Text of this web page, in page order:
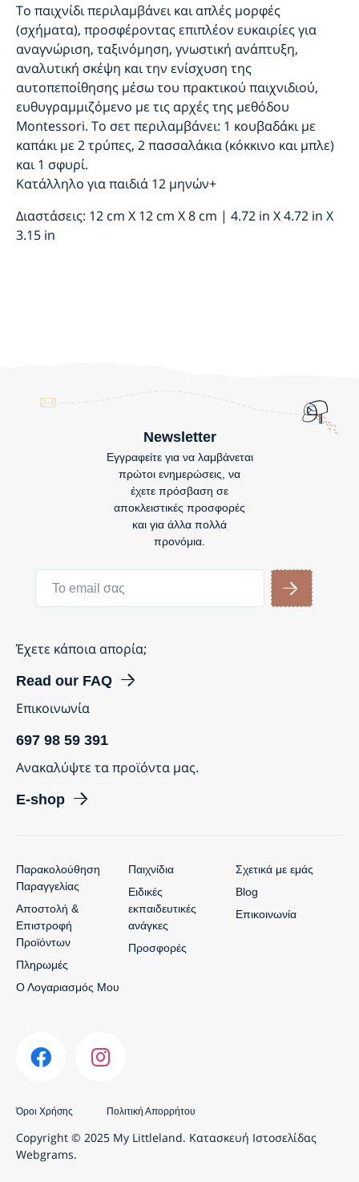
Το παιχνίδι περιλαμβάνει και απλές μορφές
(σχήματα), προσφέροντας επιπλέον ευκαιρίες για
αναγνώριση, ταξινόμηση, γνωστική ανάπτυξη,
αναλυτική σκέψη και την ενίσχυση της
αυτοπεποίθησης μέσω του πρακτικού παιχνιδιού,
ευθυγραμμιζόμενο με τις αρχές της μεθόδου
Montessori. Το σετ περιλαμβάνει: 1 κουβαδάκι με
καπάκι με 2 τρύπες, 2 πασσαλάκια (κόκκινο και μπλε)
και 1 σφυρί.
Κατάλληλο για παιδιά 12 μηνών+
Διαστάσεις: 12 cm X 12 cm X 8 cm | 4.72 in X 4.72 in X
3.15 in
Newsletter
Εγγραφείτε για να λαμβάνεται
πρώτοι ενημερώσεις, να
έχετε πρόσβαση σε
αποκλειστικές προσφορές
και για άλλα πολλά
προνόμια.
Έχετε κάποια απορία;
Read our FAQ
Επικοινωνία
697 98 59 391
Ανακαλύψτε τα προϊόντα μας.
E-shop
Όροι Χρήσης Πολιτική Απορρήτου
Copyright © 2025 My Littleland. Κατασκευή Ιστοσελίδας
Webgrams.
Σχετικά με εμάς
Blog
Επικοινωνία
Παιχνίδια
Ειδικές
εκπαιδευτικές
ανάγκες
Προσφορές
Παρακολούθηση
Παραγγελίας
Αποστολή &
Επιστροφή
Προϊόντων
Πληρωμές
Ο Λογαριασμός Μου